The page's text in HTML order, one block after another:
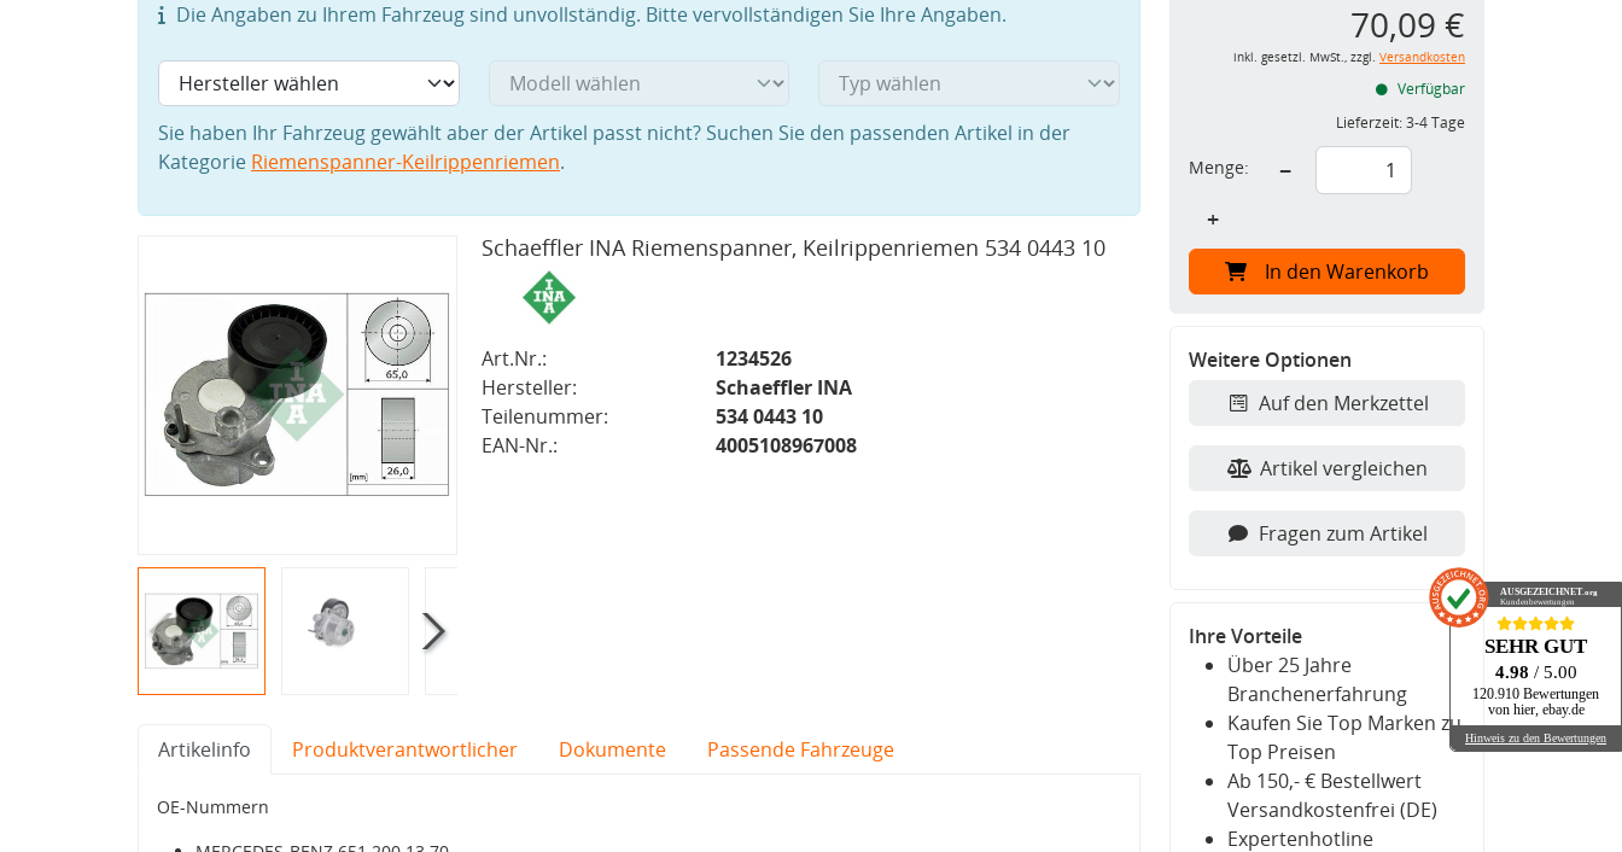
Die Angaben zu Ihrem Fahrzeug sind unvollständig. Bitte vervollständigen Sie Ihre Angaben.
Sie haben Ihr Fahrzeug gewählt aber der Artikel passt nicht? Suchen Sie den passenden Artikel in der
Kategorie Riemenspanner-Keilrippenriemen.
Schaeffler INA Riemenspanner, Keilrippenriemen 534 0443 10
Art.Nr.:
1234526
Hersteller:
Schaeffler INA
Teilenummer:
534 0443 10
EAN-Nr.:
4005108967008
Artikelinfo Produktverantwortlicher Dokumente Passende Fahrzeuge
OE-Nummern
70,09 €
inkl. gesetzl. MwSt., zzgl. Versandkosten
Verfügbar
Lieferzeit:3-4 Tage
Menge:
−
+
In den Warenkorb
Weitere Optionen
Auf den Merkzettel
Artikel vergleichen
Fragen zum Artikel
Ihre Vorteile
Über 25 Jahre
Branchenerfahrung
Kaufen Sie Top Marken zu
Top Preisen
Ab 150,- € Bestellwert
Versandkostenfrei (DE)
Expertenhotline
AUSGEZEICHNET.org
Kundenbewertungen
SEHR GUT
4.98 / 5.00
120.910 Bewertungen
von hier, ebay.de
Hinweis zu den Bewertungen